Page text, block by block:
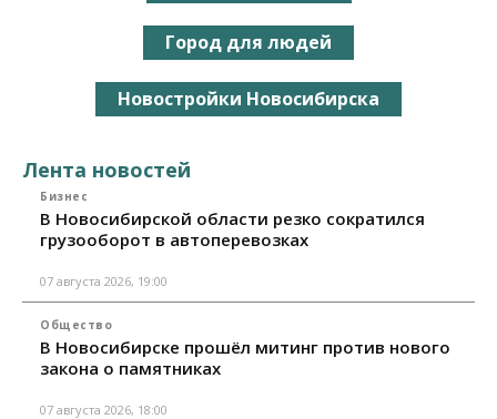
Город для людей
Новостройки Новосибирска
Лента новостей
Бизнес
В Новосибирской области резко сократился
грузооборот в автоперевозках
07 августа 2026, 19:00
Общество
В Новосибирске прошёл митинг против нового
закона о памятниках
07 августа 2026, 18:00